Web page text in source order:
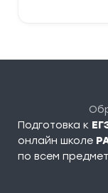
Подготовка к
онлайн школе
по всем